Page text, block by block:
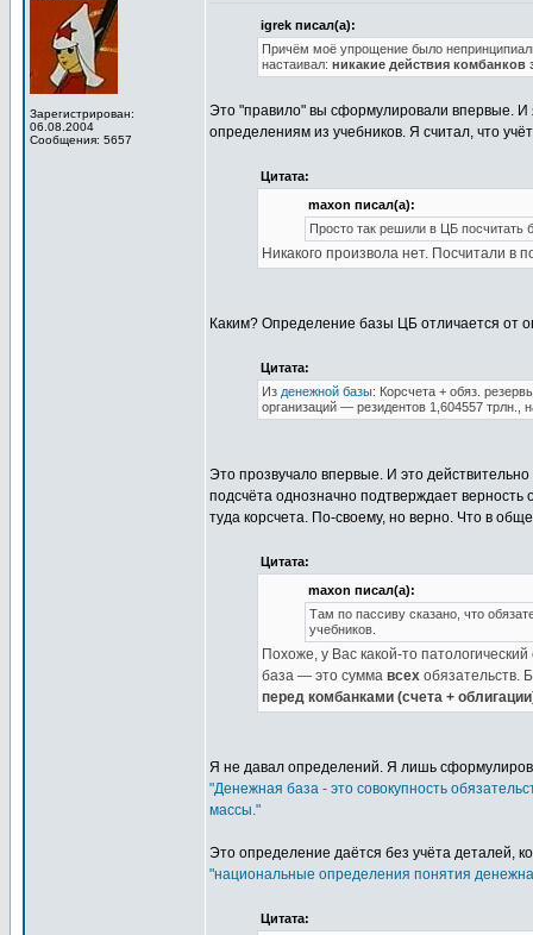
Зарегистрирован:
06.08.2004
Сообщения: 5657
igrek писал(а):
Причём моё упрощение было
настаивал: никакие действия комбанков
Это "правило" вы сформулировали впервые. И
определениям из учебников. Я считал, что
Цитата:
maxon писал(а):
Просто так решили в ЦБ посчитать
Никакого произвола нет. Посчитали в
Каким? Определение базы ЦБ отличается от
Цитата:
Из денежной базы: Корсчета + обяз.
организаций — резидентов 1,604557 трлн.,
Это прозвучало впервые. И это
подсчёта однозначно подтверждает
туда корсчета. По-своему, но верно. Что в
Цитата:
maxon писал(а):
Там по пассиву сказано, что
учебников.
Похоже, у Вас какой-то
база — это сумма всех обязательств.
перед комбанками (счета +
Я не давал определений. Я лишь
"Денежная база - это совокупность
массы."
Это определение даётся без учёта деталей,
"национальные определения понятия
Цитата: